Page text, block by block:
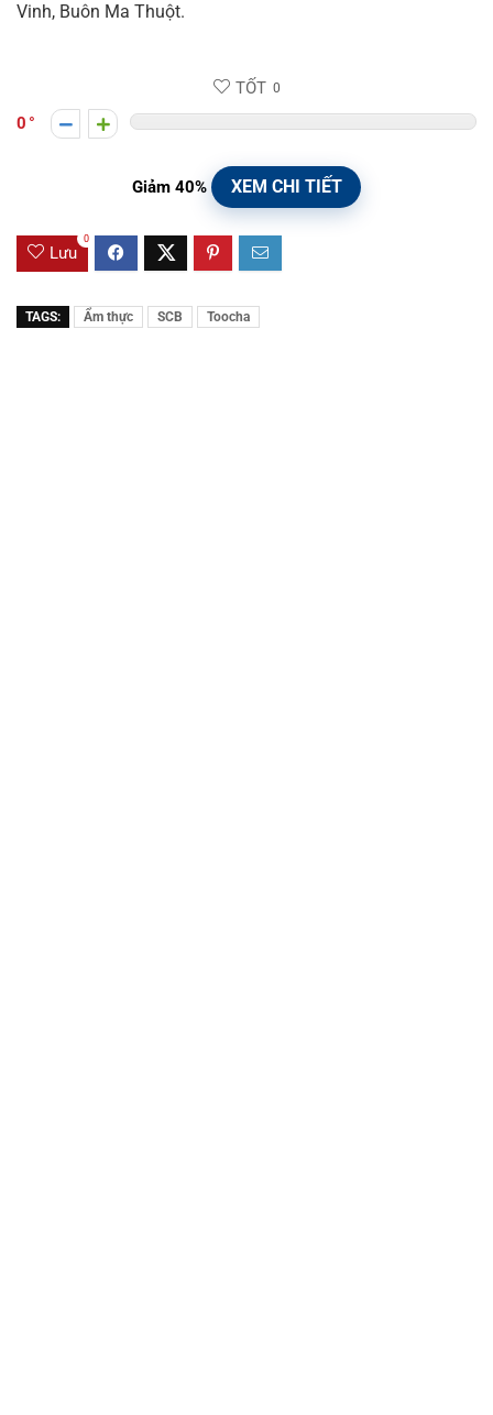
Vinh, Buôn Ma Thuột.
TỐT 0
0
Giảm 40% XEM CHI TIẾT
Lưu
0
TAGS: Ẩm thực SCB Toocha